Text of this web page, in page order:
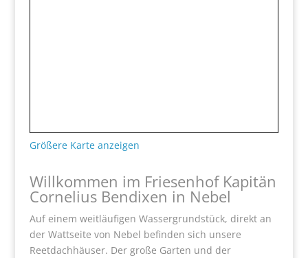
Größere Karte anzeigen
Willkommen im Friesenhof Kapitän
Cornelius Bendixen in Nebel
Auf einem weitläufigen Wassergrundstück, direkt an
der Wattseite von Nebel befinden sich unsere
Reetdachhäuser. Der große Garten und der